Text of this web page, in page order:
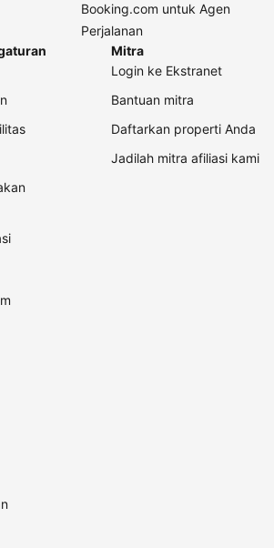
Booking.com untuk Agen
Perjalanan
Mitra
Login ke Ekstranet
Bantuan mitra
Daftarkan properti Anda
Jadilah mitra afiliasi kami